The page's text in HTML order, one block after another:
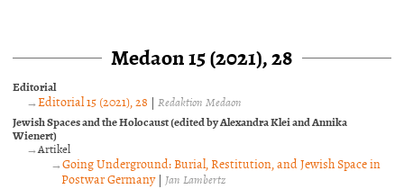
Medaon 15 (2021), 28
Editorial
Editorial 15 (2021), 28 |Redaktion Medaon
Jewish Spaces and the Holocaust (edited by Alexandra Klei and Annika
Wienert)
Artikel
Going Underground: Burial, Restitution, and Jewish Space in
Postwar Germany| Jan Lambertz